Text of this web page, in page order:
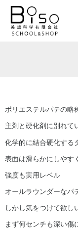
ポリエステルパテの略
主剤と硬化剤に別れて
化学的に結合硬化する
表面は滑らかにしやす
強度も実用レベル
オールラウンダーなパ
しかし気をつけて欲し
まず何センチも深い傷